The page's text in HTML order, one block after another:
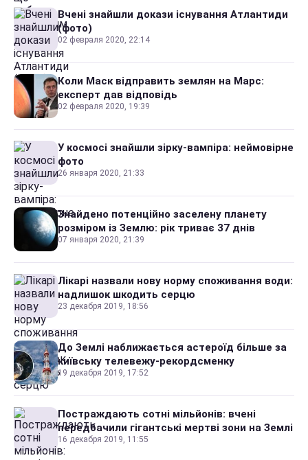
Вчені знайшли докази існування Атлантиди
(фото)
02 февраля 2020, 22:14
Коли Маск відправить землян на Марс:
експерт дав відповідь
02 февраля 2020, 19:39
У космосі знайшли зірку-вампіра: неймовірне
фото
26 января 2020, 21:33
Знайдено потенційно заселену планету
розміром із Землю: рік триває 37 днів
07 января 2020, 21:39
Лікарі назвали нову норму споживання води:
надлишок шкодить серцю
23 декабря 2019, 18:56
До Землі наближається астероїд більше за
київську телевежу-рекордсменку
19 декабря 2019, 17:52
Постраждають сотні мільйонів: вчені
передбачили гігантські мертві зони на Землі
16 декабря 2019, 11:55